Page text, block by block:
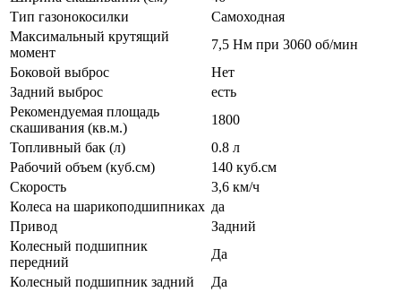
Тип газонокосилки
Самоходная
Максимальный крутящий
момент
7,5 Нм при 3060 об/мин
Боковой выброс
Нет
Задний выброс
есть
Рекомендуемая площадь
скашивания (кв.м.)
1800
Топливный бак (л)
0.8 л
Рабочий объем (куб.см)
140 куб.см
Скорость
3,6 км/ч
Колеса на шарикоподшипниках да
Привод
Задний
Колесный подшипник
передний
Да
Колесный подшипник задний
Да